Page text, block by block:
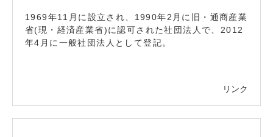
1969年11月に設立され、1990年2月に旧・通商産業
省(現・経済産業省)に認可された社団法人で、2012
年4月に一般社団法人として登記。
リンク